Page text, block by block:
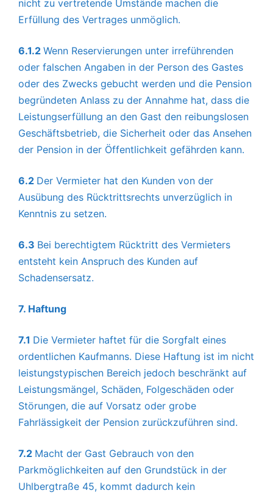
nicht zu vertretende Umstände machen die
Erfüllung des Vertrages unmöglich.
6.1.2 Wenn Reservierungen unter irreführenden
oder falschen Angaben in der Person des Gastes
oder des Zwecks gebucht werden und die Pension
begründeten Anlass zu der Annahme hat, dass die
Leistungserfüllung an den Gast den reibungslosen
Geschäftsbetrieb, die Sicherheit oder das Ansehen
der Pension in der Öffentlichkeit gefährden kann.
6.2 Der Vermieter hat den Kunden von der
Ausübung des Rücktrittsrechts unverzüglich in
Kenntnis zu setzen.
6.3 Bei berechtigtem Rücktritt des Vermieters
entsteht kein Anspruch des Kunden auf
Schadensersatz.
7. Haftung
7.1 Die Vermieter haftet für die Sorgfalt eines
ordentlichen Kaufmanns. Diese Haftung ist im nicht
leistungstypischen Bereich jedoch beschränkt auf
Leistungsmängel, Schäden, Folgeschäden oder
Störungen, die auf Vorsatz oder grobe
Fahrlässigkeit der Pension zurückzuführen sind.
7.2 Macht der Gast Gebrauch von den
Parkmöglichkeiten auf den Grundstück in der
Uhlbergtraße 45, kommt dadurch kein